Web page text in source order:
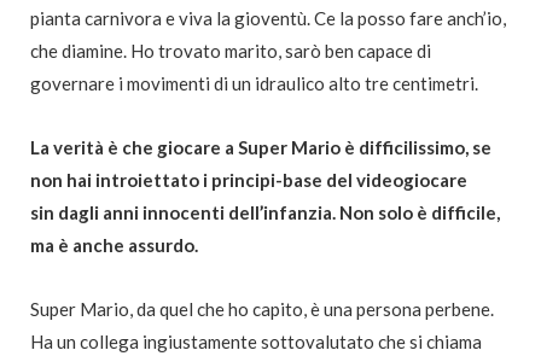
pianta carnivora e viva la gioventù. Ce la posso fare anch’io,
che diamine. Ho trovato marito, sarò ben capace di
governare i movimenti di un idraulico alto tre centimetri.
La verità è che giocare a Super Mario è difficilissimo, se
non hai introiettato i principi-base del videogiocare
sin dagli anni innocenti dell’infanzia. Non solo è difficile,
ma è anche assurdo.
Super Mario, da quel che ho capito, è una persona perbene.
Ha un collega ingiustamente sottovalutato che si chiama